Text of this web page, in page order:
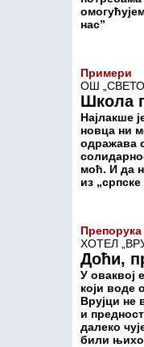
нас”
Примери
ОШ
Школа
Најлакше
новца ни
одражава
моћ. И да
из
Препорука
ХОТЕЛ
Доћи,
У оваквој
који воде
Врујци не
и
далеко
били